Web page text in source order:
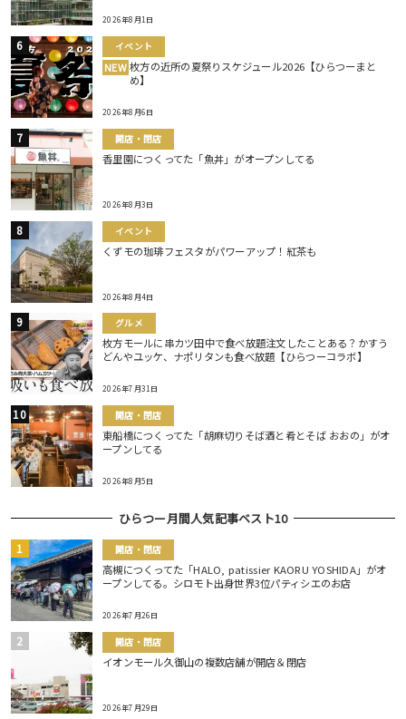
2026年8月1日
イベント
NEW 枚方の近所の夏祭りスケジュール2026【ひらつーまと
め】
2026年8月6日
開店・閉店
香里園につくってた「魚丼」がオープンしてる
2026年8月3日
イベント
くずモの珈琲フェスタがパワーアップ！紅茶も
2026年8月4日
グルメ
枚方モールに串カツ田中で食べ放題注文したことある？かすう
どんやユッケ、ナポリタンも食べ放題【ひらつーコラボ】
2026年7月31日
開店・閉店
東船橋につくってた「胡麻切りそば酒と肴とそば おおの」がオ
ープンしてる
2026年8月5日
ひらつー月間人気記事ベスト10
開店・閉店
高槻につくってた「HALO, patissier KAORU YOSHIDA」がオ
ープンしてる。シロモト出身世界3位パティシエのお店
2026年7月26日
開店・閉店
イオンモール久御山の複数店舗が開店＆閉店
2026年7月29日